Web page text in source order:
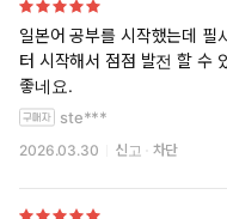
일본어 공부를 시작했는데
터 시작해서 점점 발전 할 수
좋네요.
ste***
2026.03.30 신고 차단